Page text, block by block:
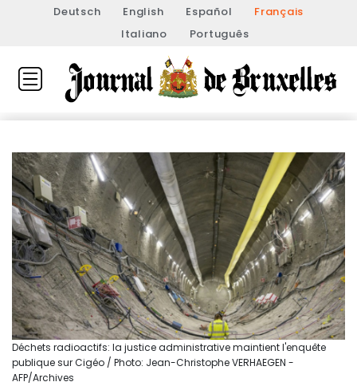
Deutsch English Español
Français
Italiano
Português
Déchets radioactifs: la justice administrative maintient l'enquête
publique sur Cigéo / Photo: Jean-Christophe VERHAEGEN -
AFP/Archives